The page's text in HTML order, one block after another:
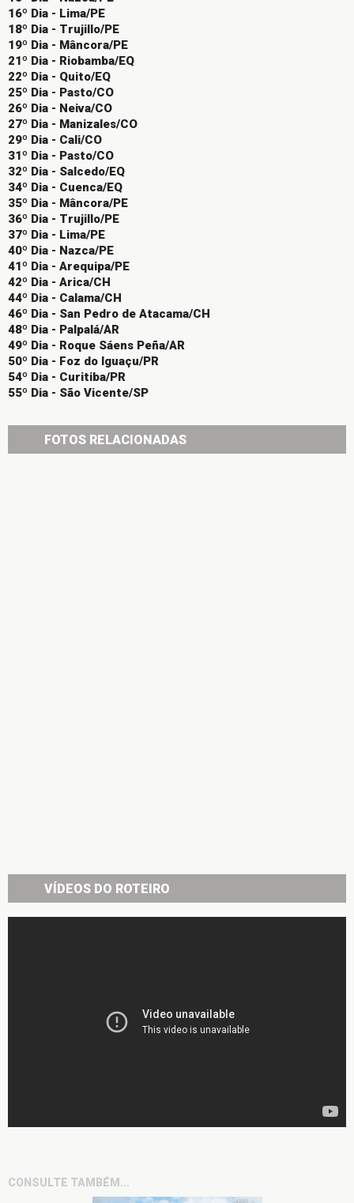
16º Dia - Lima/PE
18º Dia - Trujillo/PE
19º Dia - Mâncora/PE
21º Dia - Riobamba/EQ
22º Dia - Quito/EQ
25º Dia - Pasto/CO
26º Dia - Neiva/CO
27º Dia - Manizales/CO
29º Dia - Cali/CO
31º Dia - Pasto/CO
32º Dia - Salcedo/EQ
34º Dia - Cuenca/EQ
35º Dia - Mâncora/PE
36º Dia - Trujillo/PE
37º Dia - Lima/PE
40º Dia - Nazca/PE
41º Dia - Arequipa/PE
42º Dia - Arica/CH
44º Dia - Calama/CH
46º Dia - San Pedro de Atacama/CH
48º Dia - Palpalá/AR
49º Dia - Roque Sáens Peña/AR
50º Dia - Foz do Iguaçu/PR
54º Dia - Curitiba/PR
55º Dia - São Vicente/SP
FOTOS RELACIONADAS
VÍDEOS DO ROTEIRO
CONSULTE TAMBÉM...